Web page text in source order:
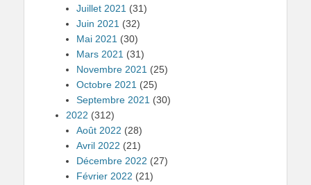
Juillet 2021 (31)
Juin 2021 (32)
Mai 2021 (30)
Mars 2021 (31)
Novembre 2021 (25)
Octobre 2021 (25)
Septembre 2021 (30)
2022 (312)
Août 2022 (28)
Avril 2022 (21)
Décembre 2022 (27)
Février 2022 (21)